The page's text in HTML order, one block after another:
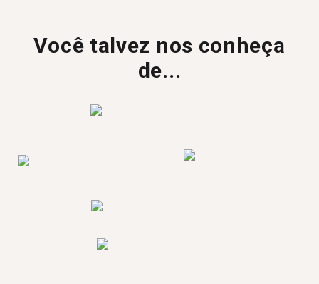
Você talvez nos conheça
de...